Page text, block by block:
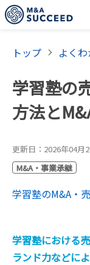
トップ よく
学習塾の
方法と
更新日： 2026年04月
M&A・事業承継
学習塾のM&A・
学習塾における
ランド力などに